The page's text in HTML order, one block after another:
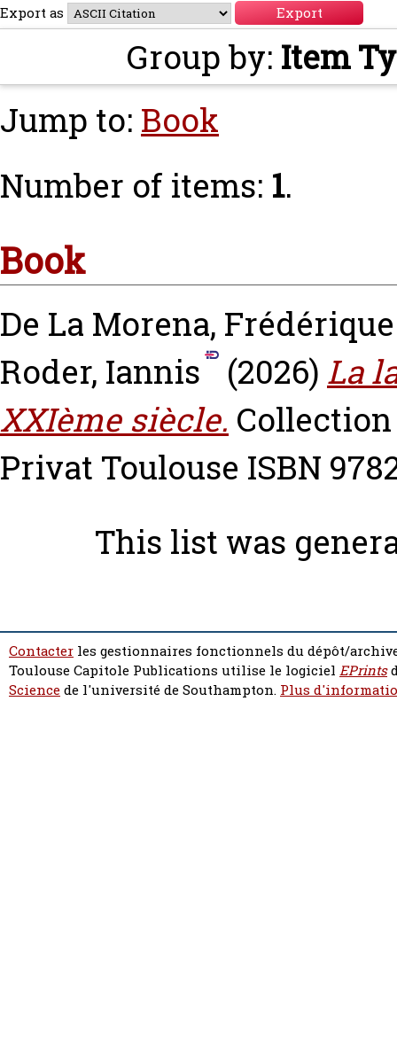
Export as
Group by: Item
Jump to: Book
Number of items: 1.
Book
De La Morena, Frédérique
Roder, Iannis
(2026) La
XXIème siècle.
Privat Toulouse ISBN
This list was
Contacter les gestionnaires fonctionnels du dépôt/
Toulouse Capitole Publications utilise le logiciel EPrints
Sciencede l'université de Southampton. Plus